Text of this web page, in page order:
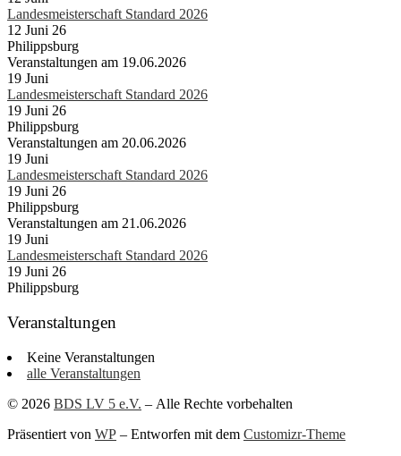
Landesmeisterschaft Standard 2026
12 Juni 26
Philippsburg
Veranstaltungen am 19.06.2026
19 Juni
Landesmeisterschaft Standard 2026
19 Juni 26
Philippsburg
Veranstaltungen am 20.06.2026
19 Juni
Landesmeisterschaft Standard 2026
19 Juni 26
Philippsburg
Veranstaltungen am 21.06.2026
19 Juni
Landesmeisterschaft Standard 2026
19 Juni 26
Philippsburg
Veranstaltungen
Keine Veranstaltungen
alle Veranstaltungen
© 2026 BDS LV 5 e.V. – Alle Rechte vorbehalten
Präsentiert von WP – Entworfen mit dem Customizr-Theme